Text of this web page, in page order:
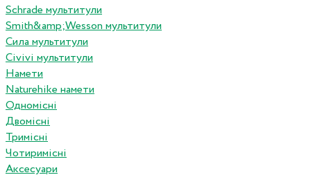
Schrade мультитули
Smith&amp;Wesson мультитули
Сила мультитули
Civivi мультитули
Намети
Naturehike намети
Одномісні
Двомісні
Тримісні
Чотиримісні
Аксесуари